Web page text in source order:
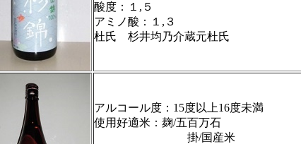
酸度：１,５
アミノ酸：１,３
杜氏 杉井均乃介蔵元杜氏
アルコール度：15度以上16度未満
使用好適米：麹/五百万石
掛/国産米